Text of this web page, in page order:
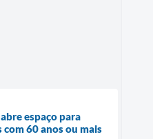
espaço para
com 60 anos ou mais